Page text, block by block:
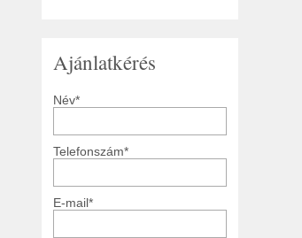
Ajánlatkérés
Név*
Telefonszám*
E-mail*